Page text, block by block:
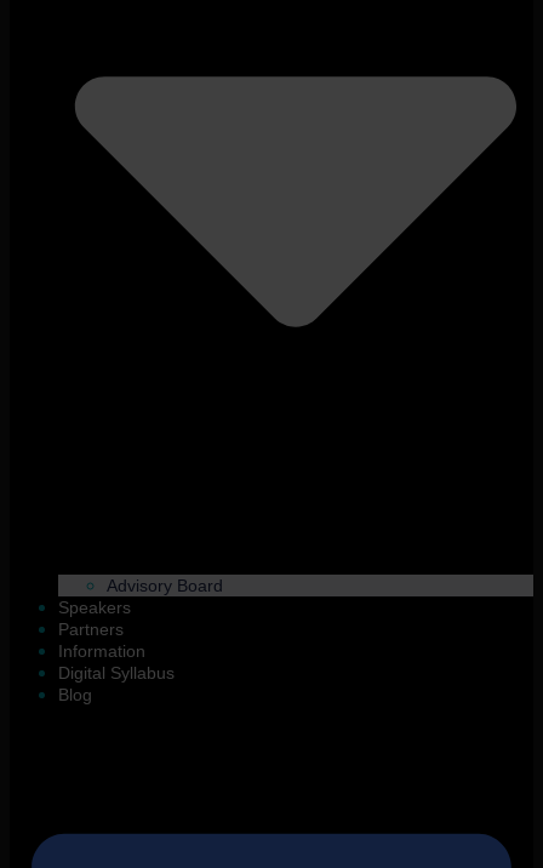
Advisory Board
Speakers
Partners
Information
Digital Syllabus
Blog